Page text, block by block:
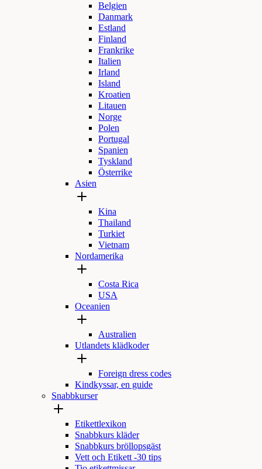
Belgien
Danmark
Estland
Finland
Frankrike
Italien
Irland
Island
Kroatien
Litauen
Norge
Polen
Portugal
Spanien
Tyskland
Österrike
Asien
Kina
Thailand
Turkiet
Vietnam
Nordamerika
Costa Rica
USA
Oceanien
Australien
Utlandets klädkoder
Foreign dress codes
Kindkyssar, en guide
Snabbkurser
Etikettlexikon
Snabbkurs kläder
Snabbkurs bröllopsgäst
Vett och Etikett -30 tips